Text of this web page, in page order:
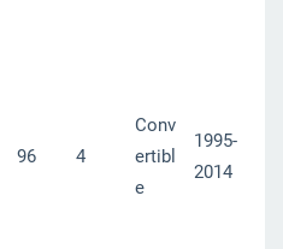
96 4
Conv
ertibl
e
1995-
2014